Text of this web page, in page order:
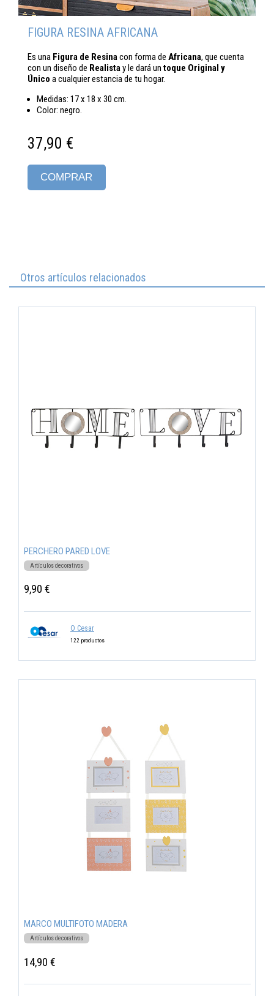
FIGURA RESINA AFRICANA
Es una Figura de Resinacon forma de Africana, que cuenta
con un diseño de Realistay le dará un toque Original y
Único a cualquier estancia de tu hogar.
Medidas: 17 x 18 x 30 cm.
Color: negro.
37,90 €
COMPRAR
Otros artículos relacionados
PERCHERO PARED LOVE
Artículos decorativos
9,90 €
O Cesar
122 productos
MARCO MULTIFOTO MADERA
Artículos decorativos
14,90 €